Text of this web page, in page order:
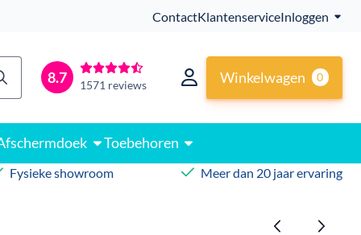
ContactKlantenserviceInloggen
8.7 1571 reviews Winkelwagen 0
Toebehoren
Fysieke showroom Meer dan 20 jaar ervaring